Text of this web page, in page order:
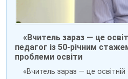
«Вчитель зараз — це
педагог із 50-річним
проблеми освіти
«Вчитель зараз — це